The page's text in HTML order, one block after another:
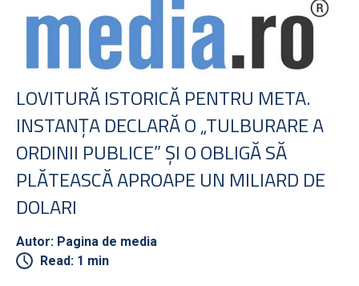
LOVITURĂ ISTORICĂ PENTRU META.
INSTANŢA DECLARĂ O „TULBURARE A
ORDINII PUBLICE” ŞI O OBLIGĂ SĂ
PLĂTEASCĂ APROAPE UN MILIARD DE
DOLARI
Autor: Pagina de media
Read: 1 min